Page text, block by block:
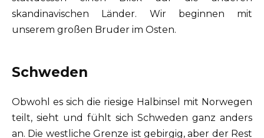
skandinavischen Länder. Wir beginnen mit
unserem großen Bruder im Osten.
Schweden
Obwohl es sich die riesige Halbinsel mit Norwegen
teilt, sieht und fühlt sich Schweden ganz anders
an. Die westliche Grenze ist gebirgig, aber der Rest